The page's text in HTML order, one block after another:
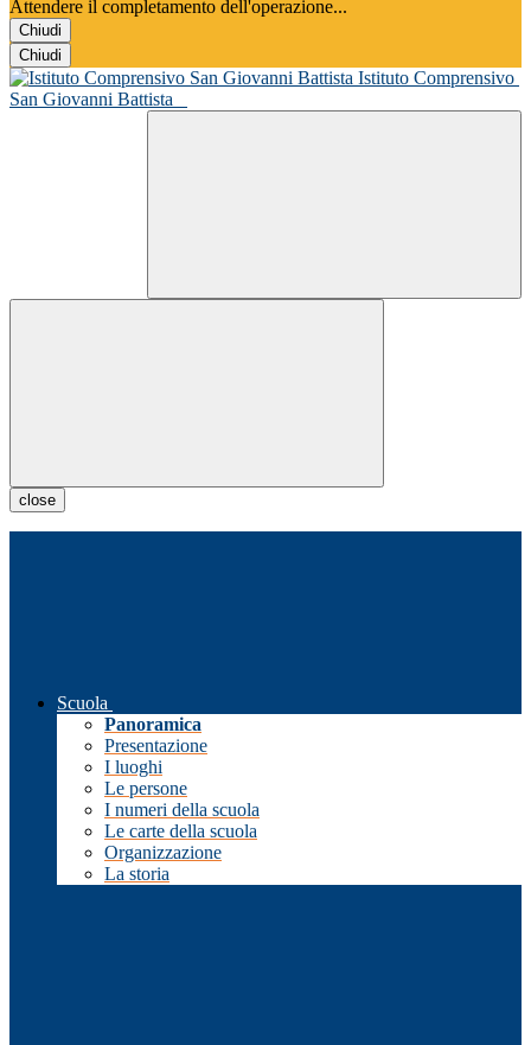
Attendere il completamento dell'operazione...
Chiudi
Chiudi
Istituto Comprensivo
San Giovanni Battista
close
Scuola
Panoramica
Presentazione
I luoghi
Le persone
I numeri della scuola
Le carte della scuola
Organizzazione
La storia